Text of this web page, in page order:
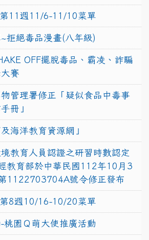
11週11/6-11/10菜單
拒絕毒品漫畫(八年級)
OFF擺脫毒品、霸凌、詐騙
賽
管理署修正「疑似食品中毒事
冊」
海洋教育資源網」
境教育人員認證之研習時數認定
教育部於中華民國112年10月3
1122703704A號令修正發布
8週10/16-10/20菜單
桃園Ｑ萌大使推廣活動